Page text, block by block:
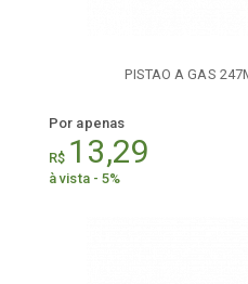
PISTAO A GAS
Por apenas
R$ 13,29
à vista - 5%